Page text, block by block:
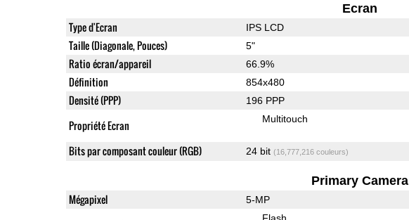
Ecran
Type d'Ecran IPS LCD
Taille (Diagonale, Pouces) 5"
Ratio écran/appareil 66.9%
Définition 854x480
Densité (PPP) 196 PPP
Propriété Ecran Multitouch
Bits par composant couleur (RGB) 24 bit (16,777,216 couleurs)
Primary Camera
Mégapixel 5-MP
Flash